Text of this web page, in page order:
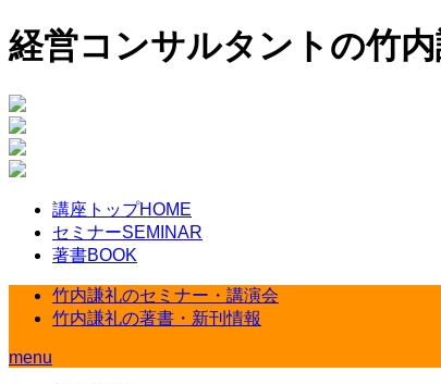
経営コンサルタントの竹内
講座トップHOME
セミナーSEMINAR
著書BOOK
竹内謙礼のセミナー・講演会
竹内謙礼の著書・新刊情報
menu